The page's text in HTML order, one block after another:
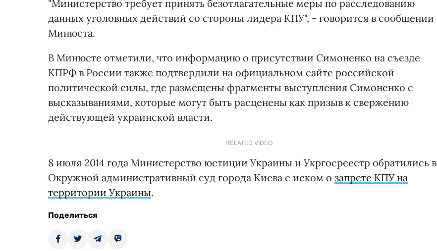
"Министерство требует принять безотлагательные меры по расследованию
данных уголовных действий со стороны лидера КПУ", - говорится в сообщении
Минюста.
В Минюсте отметили, что информацию о присутствии Симоненко на съезде
КПРФ в России также подтвердили на официальном сайте российской
политической силы, где размещены фрагменты выступления Симоненко с
высказываниями, которые могут быть расценены как призыв к свержению
действующей украинской власти.
RELATED VIDEO
8 июля 2014 года Министерство юстиции Украины и Укргосреестр обратились в
Окружной административный суд города Киева с иском о запрете КПУ на
территории Украины.
Поделиться